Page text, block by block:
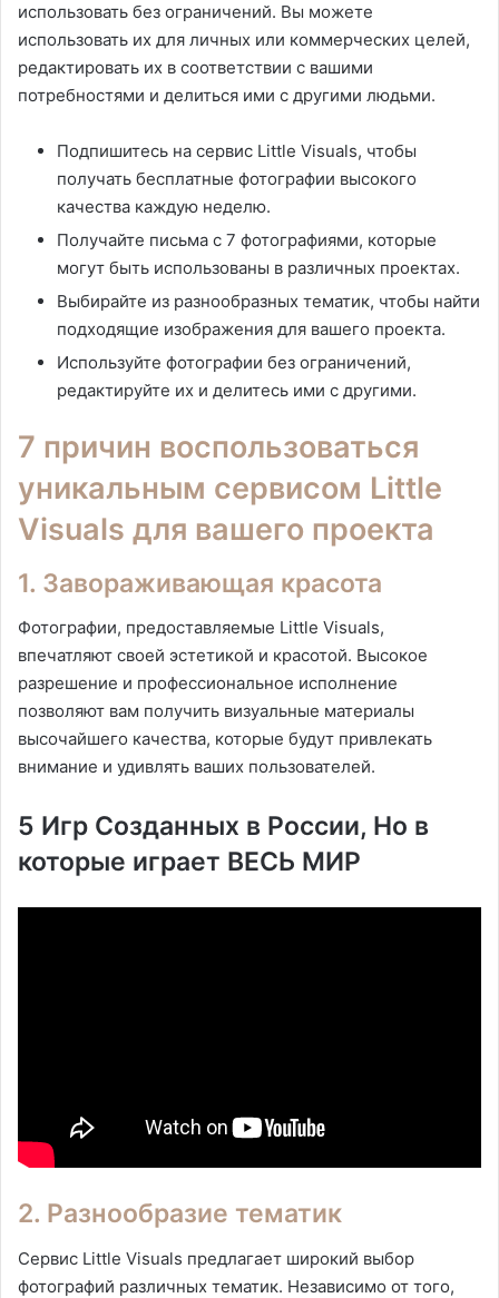
использовать без ограничений. Вы можете
использовать их для личных или коммерческих целей,
редактировать их в соответствии с вашими
потребностями и делиться ими с другими людьми.
Подпишитесь на сервис Little Visuals, чтобы
получать бесплатные фотографии высокого
качества каждую неделю.
Получайте письма с 7 фотографиями, которые
могут быть использованы в различных проектах.
Выбирайте из разнообразных тематик, чтобы найти
подходящие изображения для вашего проекта.
Используйте фотографии без ограничений,
редактируйте их и делитесь ими с другими.
7 причин воспользоваться
уникальным сервисом Little
Visuals для вашего проекта
1. Завораживающая красота
Фотографии, предоставляемые Little Visuals,
впечатляют своей эстетикой и красотой. Высокое
разрешение и профессиональное исполнение
позволяют вам получить визуальные материалы
высочайшего качества, которые будут привлекать
внимание и удивлять ваших пользователей.
5 Игр Созданных в России, Но в
которые играет ВЕСЬ МИР
2. Разнообразие тематик
Сервис Little Visuals предлагает широкий выбор
фотографий различных тематик. Независимо от того,